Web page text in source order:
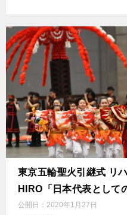
東京五輪聖火引継式 リ
HIRO「日本代表として
公開日： 2020年1月27日